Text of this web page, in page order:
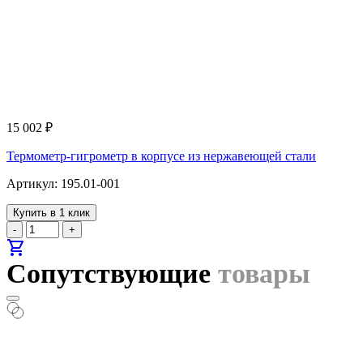
15 002 ₽
Термометр-гигрометр в корпусе из нержавеющей стали
Артикул: 195.01-001
Купить в 1 клик
-
+
shopping_cart
Сопутствующие товары